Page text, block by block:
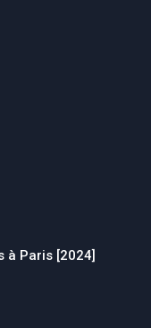
à Paris [2024]